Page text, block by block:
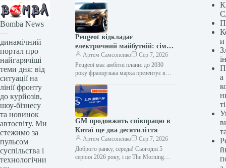
Bomba News
—
динамічний
портал про
найгарячіші
теми дня: від
ситуації на
лінії фронту
до курйозів,
шоу-бізнесу
та новинок
автосвіту. Ми
стежимо за
пульсом
суспільства і
технологічни
Peugeot відкладає
електричний майбутній: сім
нових моделей свідчать про це
Артем Самсоненко
Сер 7, 2026
Peugeot має амбітні плани: до 2030
року французька марка презентує в
моделей. У розробці цих…
GM продовжить співпрацю в
Китаї ще два десятиліття
Артем Самсоненко
Сер 7, 2026
Доброго ранку, середа! Сьогодні 5
серпня 2026 року, і це The Morning
и
а
ті